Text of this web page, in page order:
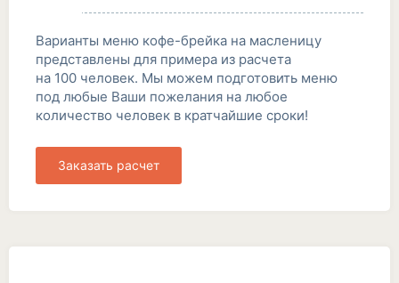
Варианты меню кофе-брейка на масленицу
представлены для примера из расчета
на 100 человек. Мы можем подготовить меню
под любые Ваши пожелания на любое
количество человек в кратчайшие сроки!
Заказать расчет